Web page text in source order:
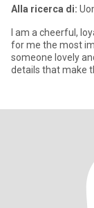
Alla ricerca di:
I am a cheerful,
for me the most
someone lovely
details that make